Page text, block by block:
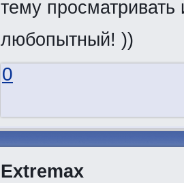
тему
любопытный! ))
0
Extremax